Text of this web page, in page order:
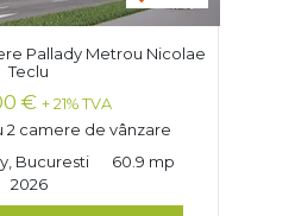
Pallady Metrou Nicolae
Teclu
€ + 21% TVA
2 camere de vânzare
Bucuresti
60.9 mp
2026